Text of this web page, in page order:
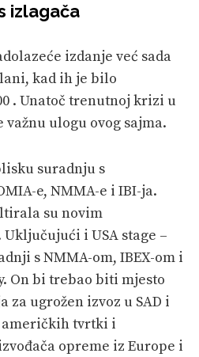
izlagača
izdanje već sada
kad ih je bilo
. Unatoč trenutnoj krizi u
ulogu ovog sajma.
suradnju s
e, NMMA-e i IBI-ja.
su novim
i USA stage –
s NMMA-om, IBEX-om i
On bi trebao biti mjesto
za ugrožen izvoz u SAD i
američkih tvrtki i
opreme iz Europe i